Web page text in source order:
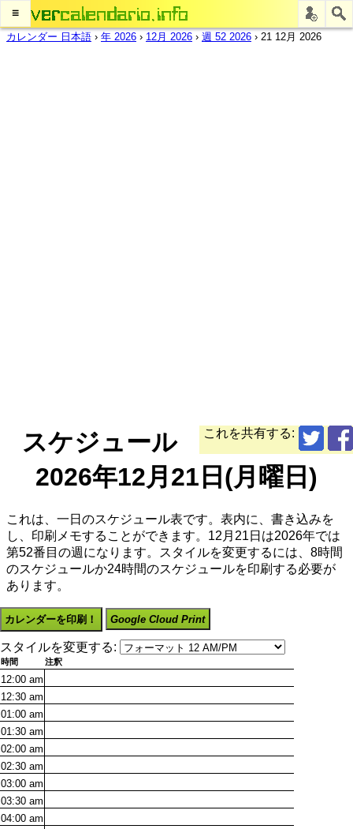
≡
カレンダー 日本語 › 年 2026 › 12月 2026 › 週 52 2026 › 21 12月 2026
これを共有する:
スケジュール
2026年12月21日(月曜日)
これは、一日のスケジュール表です。表内に、書き込みを
し、印刷メモすることができます。12月21日は2026年では
第52番目の週になります。スタイルを変更するには、8時間
のスケジュールか24時間のスケジュールを印刷する必要が
あります。
カレンダーを印刷！ Google Cloud Print
スタイルを変更する:
時間 注釈
12:00 am
12:30 am
01:00 am
01:30 am
02:00 am
02:30 am
03:00 am
03:30 am
04:00 am